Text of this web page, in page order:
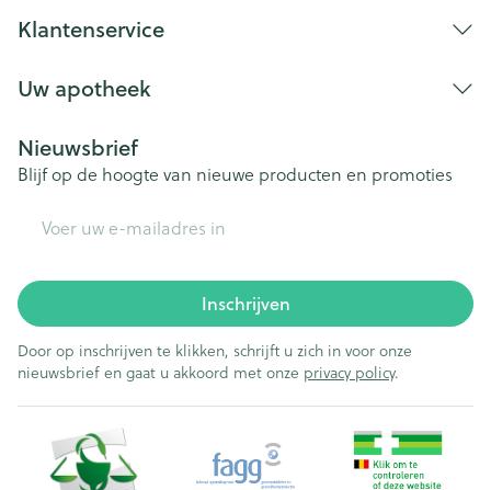
Klantenservice
Uw apotheek
Nieuwsbrief
Blijf op de hoogte van nieuwe producten en promoties
Inschrijven
Door op inschrijven te klikken, schrijft u zich in voor onze
nieuwsbrief en gaat u akkoord met onze privacy policy.